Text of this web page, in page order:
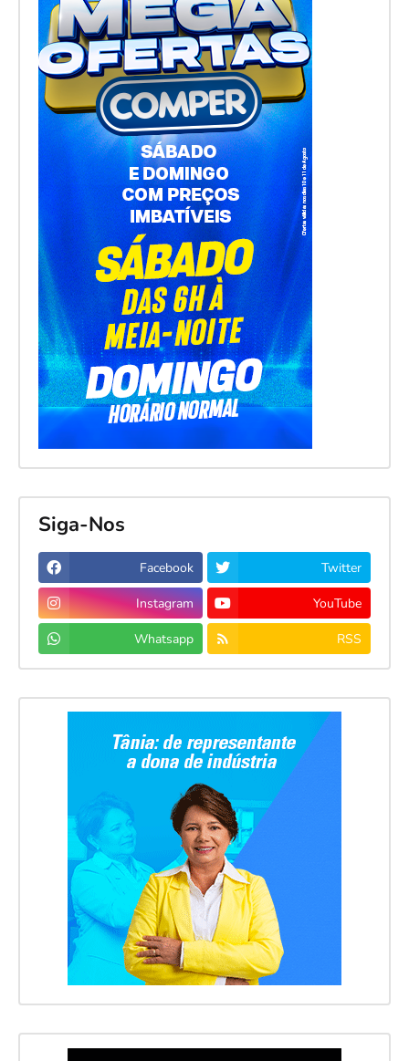
Siga-Nos
Facebook Twitter
Instagram YouTube
Whatsapp RSS